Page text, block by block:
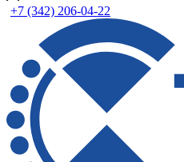
+7 (342) 206-04-22